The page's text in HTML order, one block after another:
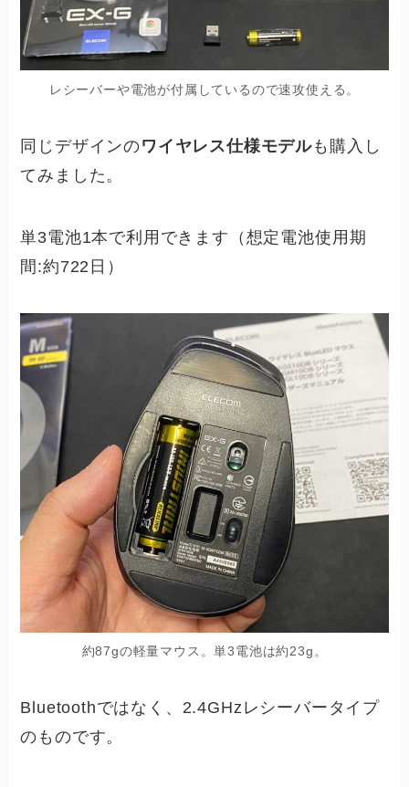
レシーバーや電池が付属しているので速攻使える。
同じデザインのワイヤレス仕様モデルも購入し
てみました。
単3電池1本で利用できます（想定電池使用期
間:約722日）
約87gの軽量マウス。単3電池は約23g。
Bluetoothではなく、2.4GHzレシーバータイプ
のものです。